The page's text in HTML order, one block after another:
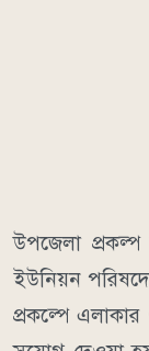
উপজেলা প্রকল্প
ইউনিয়ন
প্রকল্পে